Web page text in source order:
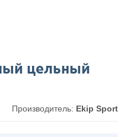
цельный
Производитель: Ekip Sport